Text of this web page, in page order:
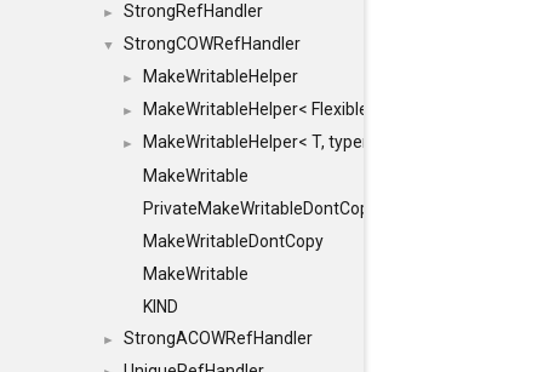
► StrongRefHandler
▼ StrongCOWRefHandler
► MakeWritableHelper
► MakeWritableHelper< FlexibleArray< T, COUNT > >
►
MakeWritableHelper< T, typename
MakeWritable
PrivateMakeWritableDontCopy
MakeWritableDontCopy
MakeWritable
KIND
► StrongACOWRefHandler